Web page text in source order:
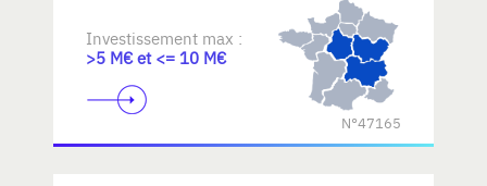
Investissement max :
>5 M€ et <= 10 M€
N°47165